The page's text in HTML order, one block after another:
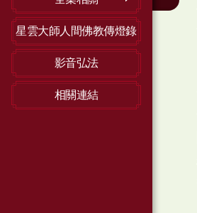
星雲大師人間佛教傳燈錄
影音弘法
相關連結